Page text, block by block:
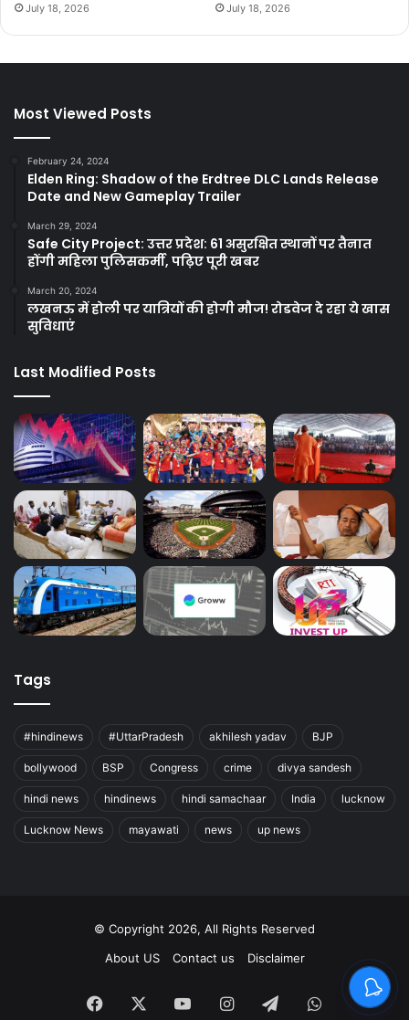
July 18, 2026 July 18, 2026
Most Viewed Posts
February 24, 2024
Elden Ring: Shadow of the Erdtree DLC Lands Release
Date and New Gameplay Trailer
March 29, 2024
Safe City Project: उत्तर प्रदेश: 61 असुरक्षित स्थानों पर तैनात
होंगी महिला पुलिसकर्मी, पढ़िए पूरी खबर
March 20, 2024
लखनऊ में होली पर यात्रियों की होगी मौज! रोडवेज दे रहा ये खास
सुविधाएं
Last Modified Posts
Tags
#hindinews #UttarPradesh akhilesh yadav BJP
bollywood BSP Congress crime divya sandesh
hindi news hindinews hindi samachaar India lucknow
Lucknow News mayawati news up news
© Copyright 2026, All Rights Reserved
About US
Contact us Disclaimer
Facebook YouTubeInstagramTelegramWhatsApp